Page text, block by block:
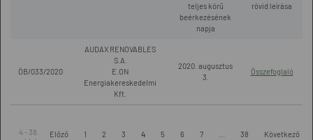
teljes körű
beérkezésének
napja
rövid leírása
ÖB/033/2020
AUDAX RENOVABLES
S.A.
E.ON
Energiakereskedelmi
Kft.
2020. augusztus
3.
Összefoglaló
4 - 38.
Előző 1 2 3 4 5 6 7 38 Következő